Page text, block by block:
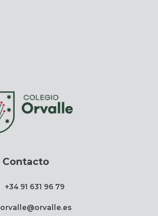
Contacto
+34 91 631 96 79
orvalle@orvalle.es